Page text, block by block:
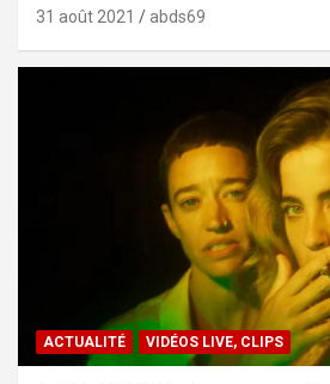
31 août 2021 abds69
ACTUALITÉ VIDÉOS LIVE, CLIPS